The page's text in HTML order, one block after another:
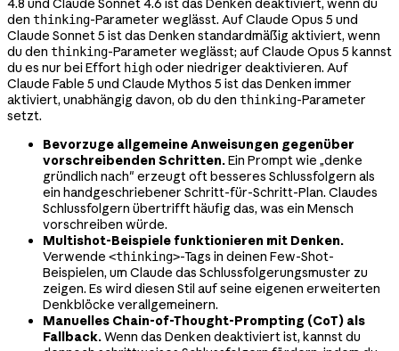
4.8 und Claude Sonnet 4.6 ist das Denken deaktiviert, wenn du
den thinking-Parameter weglässt. Auf Claude Opus 5 und
Claude Sonnet 5 ist das Denken standardmäßig aktiviert, wenn
du den thinking-Parameter weglässt; auf Claude Opus 5 kannst
du es nur bei Effort highoder niedriger deaktivieren. Auf
Claude Fable 5 und Claude Mythos 5 ist das Denken immer
aktiviert, unabhängig davon, ob du den thinking-Parameter
setzt.
Bevorzuge allgemeine Anweisungen gegenüber
vorschreibenden Schritten.Ein Prompt wie „denke
gründlich nach" erzeugt oft besseres Schlussfolgern als
ein handgeschriebener Schritt-für-Schritt-Plan. Claudes
Schlussfolgern übertrifft häufig das, was ein Mensch
vorschreiben würde.
Multishot-Beispiele funktionieren mit Denken.
Verwende <thinking>-Tags in deinen Few-Shot-
Beispielen, um Claude das Schlussfolgerungsmuster zu
zeigen. Es wird diesen Stil auf seine eigenen erweiterten
Denkblöcke verallgemeinern.
Manuelles Chain-of-Thought-Prompting (CoT) als
Fallback.Wenn das Denken deaktiviert ist, kannst du